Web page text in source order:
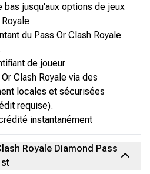
bas jusqu'aux options de jeux
du Pass Or Clash Royale
de joueur
Clash Royale via des
locales et sécurisées
requise).
instantanément
Royale Diamond Pass